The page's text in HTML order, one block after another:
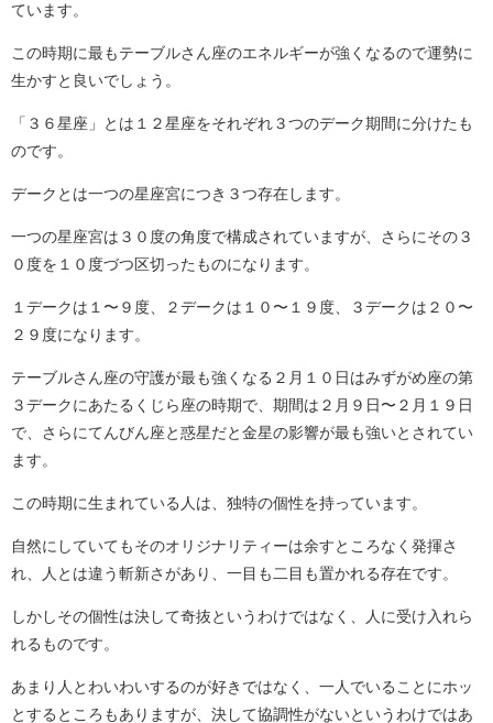
ています。
この時期に最もテーブルさん座のエネルギーが強くなるので運勢に
生かすと良いでしょう。
「３６星座」とは１２星座をそれぞれ３つのデーク期間に分けたも
のです。
デークとは一つの星座宮につき３つ存在します。
一つの星座宮は３０度の角度で構成されていますが、さらにその３
０度を１０度づつ区切ったものになります。
１デークは１〜９度、２デークは１０〜１９度、３デークは２０〜
２９度になります。
テーブルさん座の守護が最も強くなる２月１０日はみずがめ座の第
３デークにあたるくじら座の時期で、期間は２月９日〜２月１９日
で、さらにてんびん座と惑星だと金星の影響が最も強いとされてい
ます。
この時期に生まれている人は、独特の個性を持っています。
自然にしていてもそのオリジナリティーは余すところなく発揮さ
れ、人とは違う斬新さがあり、一目も二目も置かれる存在です。
しかしその個性は決して奇抜というわけではなく、人に受け入れら
れるものです。
あまり人とわいわいするのが好きではなく、一人でいることにホッ
とするところもありますが、決して協調性がないというわけではあ